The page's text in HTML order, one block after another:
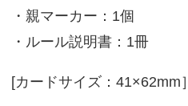
・親マーカー：1個
・ルール説明書：1冊
[カードサイズ：41×62mm］